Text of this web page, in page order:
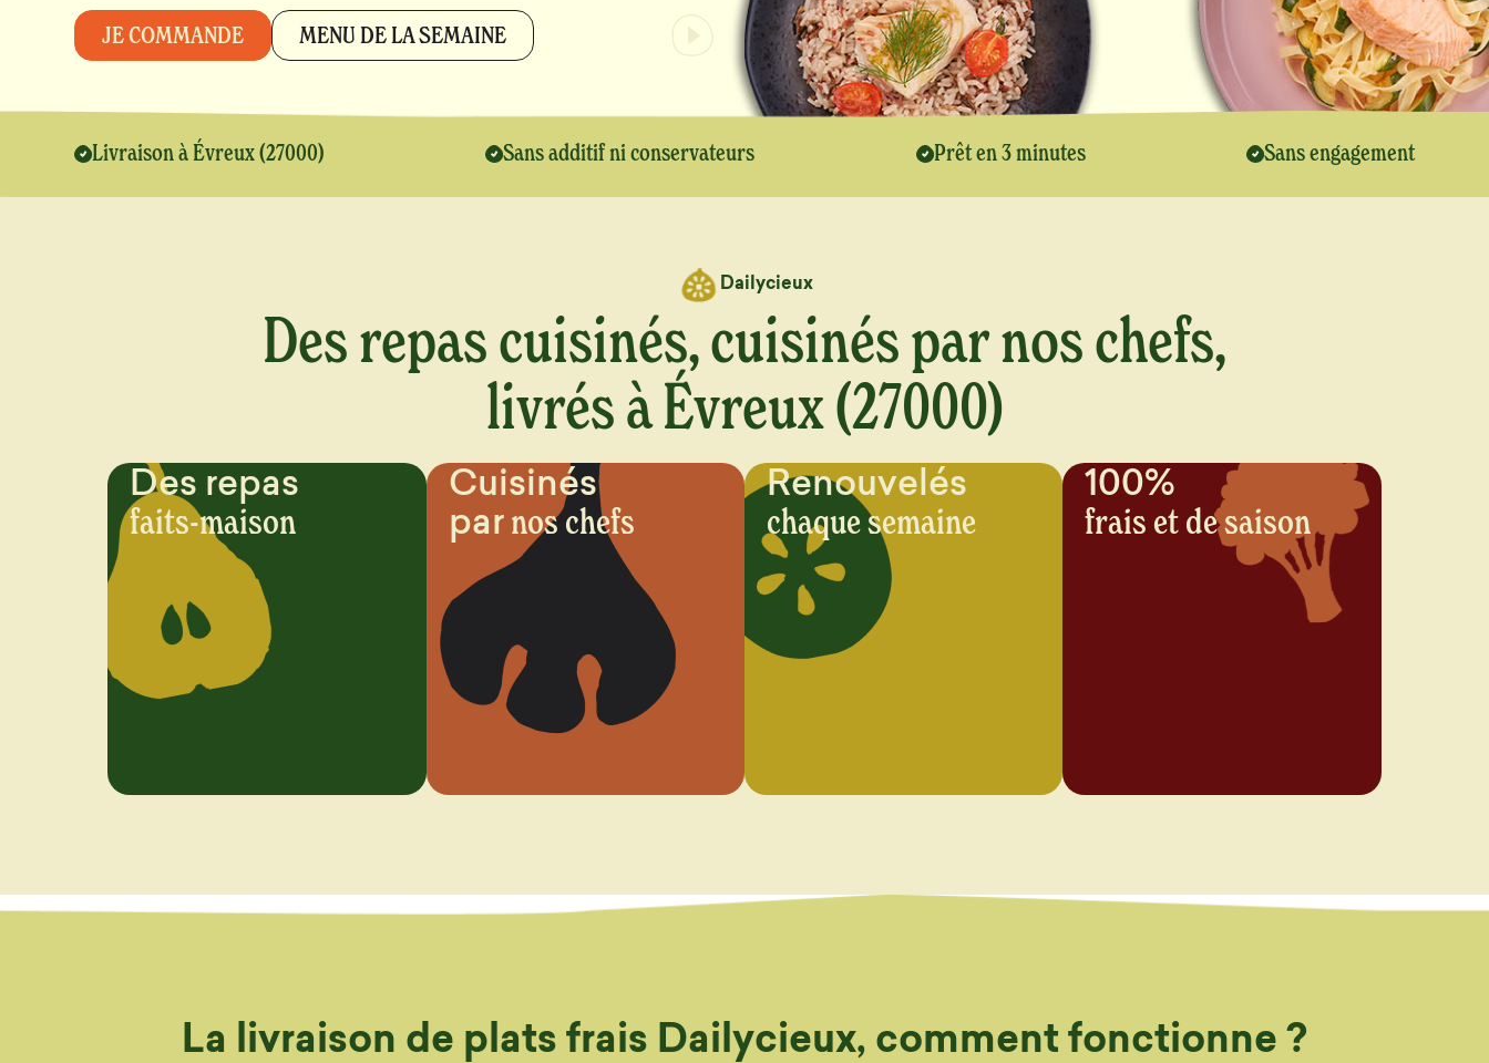
JE COMMANDE MENU DE LA SEMAINE
Livraison à Évreux (27000) Sans additif ni conservateurs Prêt en 3 minutes Sans engagement
Dailycieux
Des repas cuisinés, cuisinés par nos chefs,
livrés à Évreux (27000)
Des repas
faits-maison
Cuisinés
parnos chefs
Renouvelés
chaque semaine
100%
frais et de saison
La livraison de plats frais Dailycieux, comment fonctionne ?